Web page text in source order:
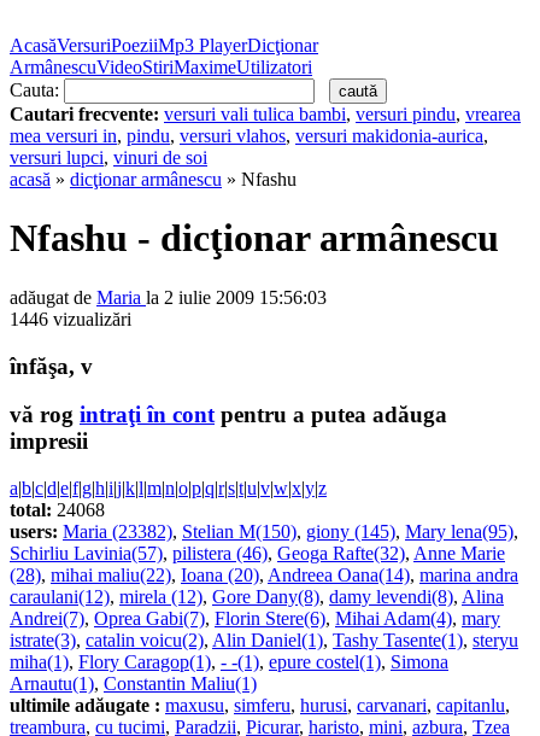
AcasăVersuriPoeziiMp3 PlayerDicţionar
ArmânescuVideoStiriMaximeUtilizatori
Cauta:
Cautari frecvente: versuri vali tulica bambi, versuri pindu, vrearea
mea versuri in, pindu, versuri vlahos, versuri makidonia-aurica,
versuri lupci, vinuri de soi
acasă » dicţionar armânescu » Nfashu
Nfashu - dicţionar armânescu
adăugat de Maria la 2 iulie 2009 15:56:03
1446 vizualizări
înfăşa, v
vă rog intraţi în contpentru a putea adăuga
impresii
a|b|c|d|e|f|g|h|i|j|k|l|m|n|o|p|q|r|s|t|u|v|w|x|y|z
total: 24068
users: Maria (23382), Stelian M(150), giony (145), Mary lena(95),
Schirliu Lavinia(57), pilistera (46), Geoga Rafte(32), Anne Marie
(28), mihai maliu(22), Ioana (20), Andreea Oana(14), marina andra
caraulani(12), mirela (12), Gore Dany(8), damy levendi(8), Alina
Andrei(7), Oprea Gabi(7), Florin Stere(6), Mihai Adam(4), mary
istrate(3), catalin voicu(2), Alin Daniel(1), Tashy Tasente(1), steryu
miha(1), Flory Caragop(1), - -(1), epure costel(1), Simona
Arnautu(1), Constantin Maliu(1)
ultimile adăugate : maxusu, simferu, hurusi, carvanari, capitanlu,
treambura, cu tucimi, Paradzii, Picurar, haristo, mini, azbura, Tzea